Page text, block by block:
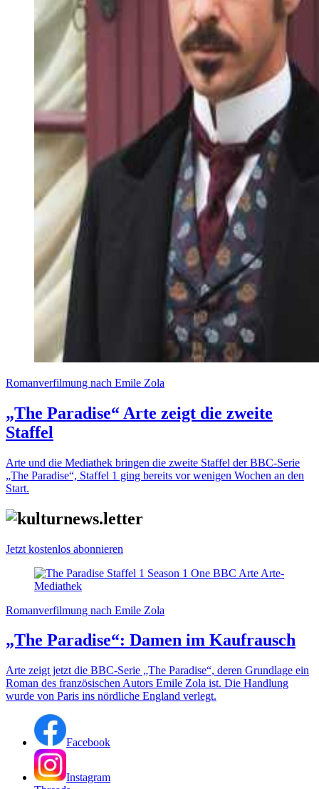
Romanverfilmung nach Emile Zola
„The Paradise“ Arte zeigt die zweite
Staffel
Arte und die Mediathek bringen die zweite Staffel der BBC-Serie
„The Paradise“, Staffel 1 ging bereits vor wenigen Wochen an den
Start.
Jetzt kostenlos abonnieren
Romanverfilmung nach Emile Zola
„The Paradise“: Damen im Kaufrausch
Arte zeigt jetzt die BBC-Serie „The Paradise“, deren Grundlage ein
Roman des französischen Autors Emile Zola ist. Die Handlung
wurde von Paris ins nördliche England verlegt.
Facebook
Instagram